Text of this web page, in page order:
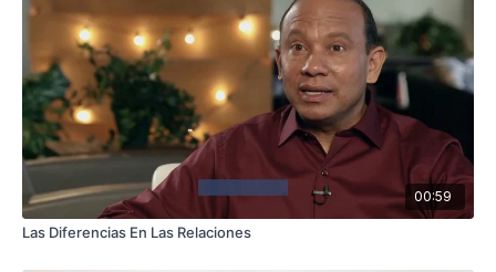
00:59
Las Diferencias En Las Relaciones